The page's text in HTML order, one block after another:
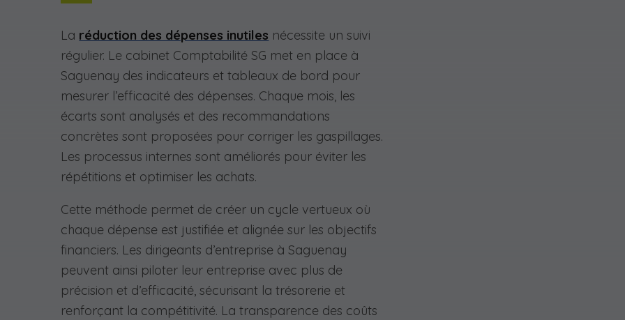
La réduction des dépenses inutiles nécessite un suivi
régulier. Le cabinet Comptabilité SG met en place à
Saguenay des indicateurs et tableaux de bord pour
mesurer l’efficacité des dépenses. Chaque mois, les
écarts sont analysés et des recommandations
concrètes sont proposées pour corriger les gaspillages.
Les processus internes sont améliorés pour éviter les
répétitions et optimiser les achats.
Cette méthode permet de créer un cycle vertueux où
chaque dépense est justifiée et alignée sur les objectifs
financiers. Les dirigeants d’entreprise à Saguenay
peuvent ainsi piloter leur entreprise avec plus de
précision et d’efficacité, sécurisant la trésorerie et
renforçant la compétitivité. La transparence des coûts